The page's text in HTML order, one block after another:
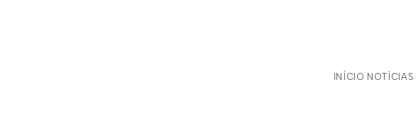
INÍCIO/ NOTÍCIAS/